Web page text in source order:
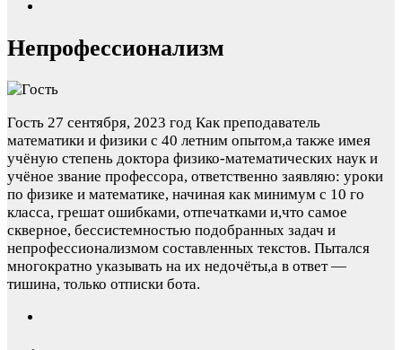
Непрофессионализм
Гость 27 сентября, 2023 год Как преподаватель
математики и физики с 40 летним опытом,а также имея
учёную степень доктора физико-математических наук и
учёное звание профессора, ответственно заявляю: уроки
по физике и математике, начиная как минимум с 10 го
класса, грешат ошибками, отпечатками и,что самое
скверное, бессистемностью подобранных задач и
непрофессионализмом составленных текстов. Пытался
многократно указывать на их недочёты,а в ответ —
тишина, только отписки бота.